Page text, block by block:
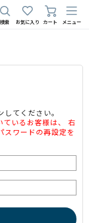
検索 お気に入り カート メニュー
てください。
いるお客様は、 右
スワードの再設定を